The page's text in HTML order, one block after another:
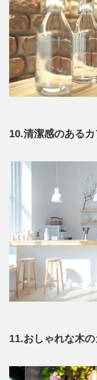
10.清潔感のある
11.おしゃれな木